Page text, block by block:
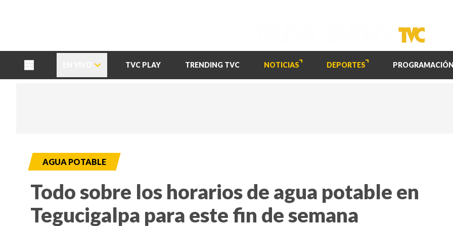
TVC PLAY TRENDING TVC NOTICIAS DEPORTES PROGRAMACIÓN
AGUA POTABLE
Todo sobre los horarios de agua potable en
Tegucigalpa para este fin de semana